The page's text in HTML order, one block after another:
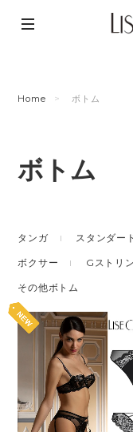
Home ボトム
ボトム
タンガ スタンダー
ボクサー Gストリ
その他ボトム